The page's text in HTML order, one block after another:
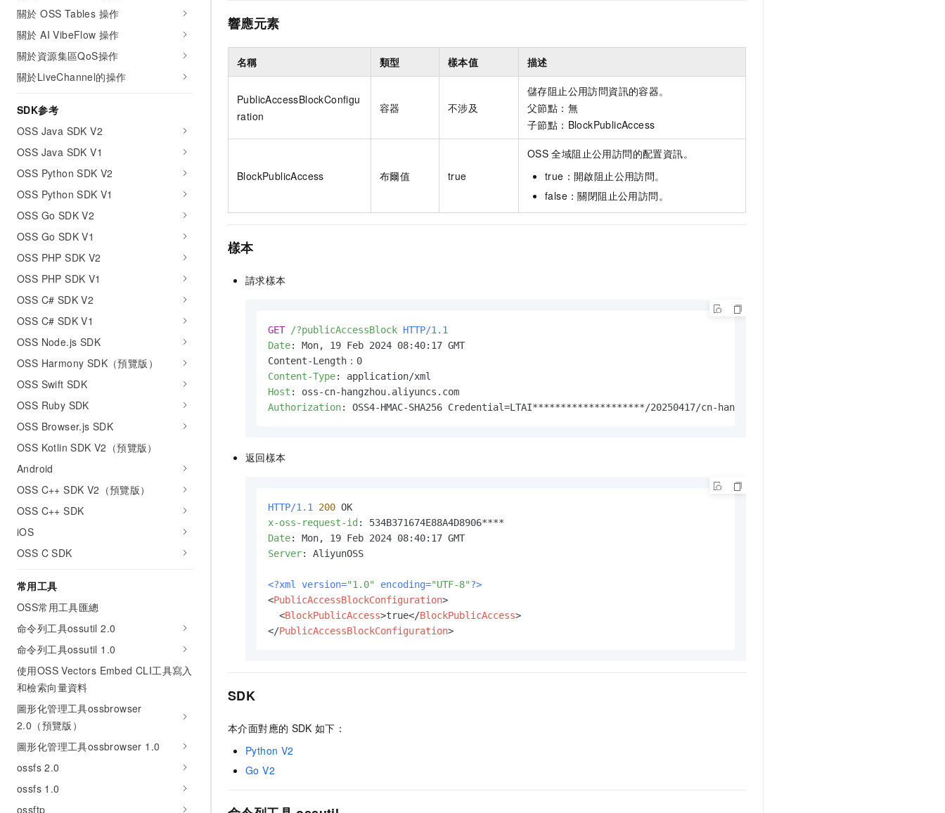
關於 OSS Tables 操作
關於 AI VibeFlow 操作
關於資源集區QoS操作
關於LiveChannel的操作
SDK参考
OSS Java SDK V2
OSS Java SDK V1
OSS Python SDK V2
OSS Python SDK V1
OSS Go SDK V2
OSS Go SDK V1
OSS PHP SDK V2
OSS PHP SDK V1
OSS C# SDK V2
OSS C# SDK V1
OSS Node.js SDK
OSS Harmony SDK（預覽版）
OSS Swift SDK
OSS Ruby SDK
OSS Browser.js SDK
OSS Kotlin SDK V2（預覽版）
Android
OSS C++ SDK V2（預覽版）
OSS C++ SDK
iOS
OSS C SDK
常用工具
OSS常用工具匯總
命令列工具ossutil 2.0
命令列工具ossutil 1.0
使用OSS Vectors Embed CLI工具寫入
和檢索向量資料
圖形化管理工具ossbrowser
2.0（預覽版）
圖形化管理工具ossbrowser 1.0
ossfs 2.0
ossfs 1.0
ossftp
響應元素
名稱 類型 樣本值 描述
PublicAccessBlockConfigu
ration
容器 不涉及
儲存阻止公用訪問資訊的容器。
父節點：無
子節點：BlockPublicAccess
BlockPublicAccess 布爾值 true
OSS 全域阻止公用訪問的配置資訊。
true：開啟阻止公用訪問。
false：關閉阻止公用訪問。
樣本
請求樣本
GET /?publicAccessBlock HTTP/1.1
Date: Mon, 19 Feb 2024 08:40:17 GMT
Content-Type:
Host :
Authorization: OSS4-HMAC-SHA256 Credential=LTAI********************/20250417/cn-hangzhou/oss/
返回樣本
HTTP/1.1 200
x-oss-request-id :
Date:
Server: AliyunOSS
<?xml version="1.0" encoding="UTF-8"?>
<PublicAccessBlockConfiguration>
<BlockPublicAccess>true</BlockPublicAccess>
</PublicAccessBlockConfiguration>
SDK
本介面對應的 SDK 如下：
Python V2
Go V2